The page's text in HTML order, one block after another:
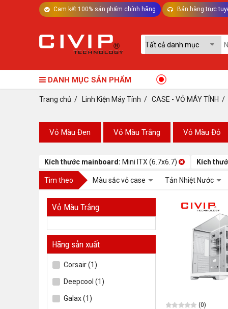
Cam kết 100% sản phẩm chính hãng Bán hàng trực
DANH MỤC SẢN PHẨM
Trang chủ / Linh Kiện Máy Tính / CASE - VỎ MÁY TÍNH
Vỏ Màu Đen Vỏ Màu Trắng Vỏ Màu Đỏ
Kích thước mainboard: Mini ITX (6.7x6.7) Kích
Tìm theo Màu sắc vỏ case Tản Nhiệt Nước
(0)
Vỏ Màu Trắng
Hãng sản xuất
Corsair (1)
Deepcool (1)
Galax (1)